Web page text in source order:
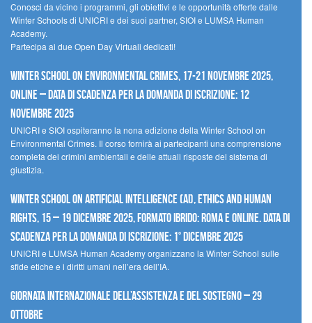
Conosci da vicino i programmi, gli obiettivi e le opportunità offerte dalle
Winter Schools di UNICRI e dei suoi partner, SIOI e LUMSA Human
Academy.
Partecipa ai due Open Day Virtuali dedicati!
Winter School on Environmental Crimes, 17-21 novembre 2025,
Online – Data di scadenza per la domanda di iscrizione: 12
novembre 2025
UNICRI e SIOI ospiteranno la nona edizione della Winter School on
Environmental Crimes. Il corso fornirà ai partecipanti una comprensione
completa dei crimini ambientali e delle attuali risposte del sistema di
giustizia.
Winter School on Artificial Intelligence (AI), Ethics and Human
Rights, 15 – 19 dicembre 2025, Formato Ibrido: Roma e online. Data di
scadenza per la domanda di iscrizione: 1° dicembre 2025
UNICRI e LUMSA Human Academy organizzano la Winter School sulle
sfide etiche e i diritti umani nell’era dell’IA.
Giornata internazionale dell’assistenza e del sostegno – 29
ottobre